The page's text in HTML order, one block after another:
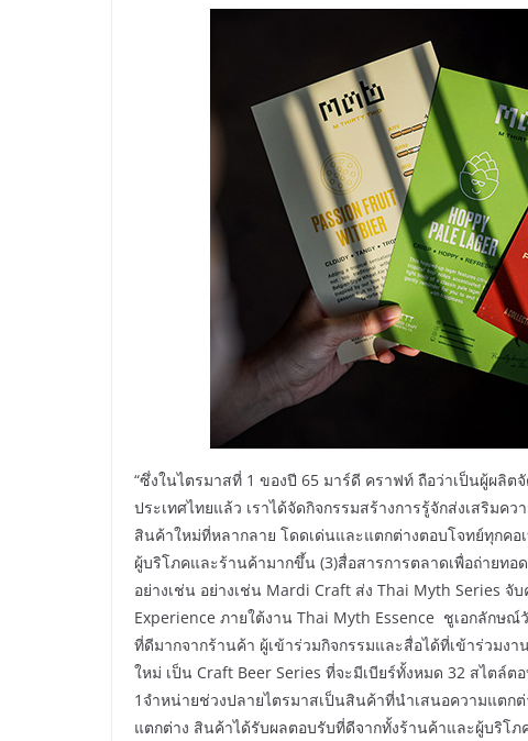
“ซึ่งในไตรมาสที่ 1 ของปี 65 มาร์ดี คราฟท์ ถือว่าเป็นผู้ผลิ
ประเทศไทยแล้ว เราได้จัดกิจกรรมสร้างการรู้จักส่งเสริม
สินค้าใหม่ที่หลากลาย โดดเด่นและแตกต่างตอบโจทย์ทุกคอ
ผู้บริโภคและร้านค้ามากขึ้น (3)สื่อสารการตลาดเพื่อถ่ายท
อย่างเช่น อย่างเช่น Mardi Craft ส่ง Thai Myth Series
Experience ภายใต้งาน Thai Myth Essence ชูเอกลักษ
ที่ดีมากจากร้านค้า ผู้เข้าร่วมกิจกรรมและสื่อได้ที่เข้าร่วม
ใหม่ เป็น Craft Beer Series ที่จะมีเบียร์ทั้งหมด 32 สไตล์ต
1จำหน่ายช่วงปลายไตรมาสเป็นสินค้าที่นำเสนอความแตก
แตกต่าง สินค้าได้รับผลตอบรับที่ดีจากทั้งร้านค้าและผู้บริโ